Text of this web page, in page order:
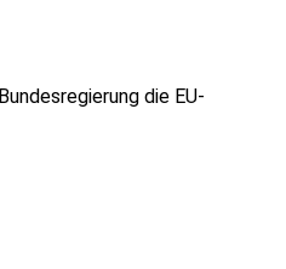
die EU-